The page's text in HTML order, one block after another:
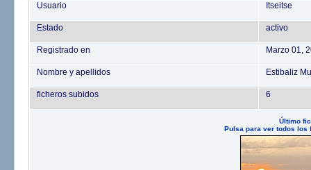
Usuario
Itseitse
Estado activo
Registrado en Marzo 01,
Nombre y apellidos Estibaliz
ficheros subidos 6
Último
Pulsa para ver todos los